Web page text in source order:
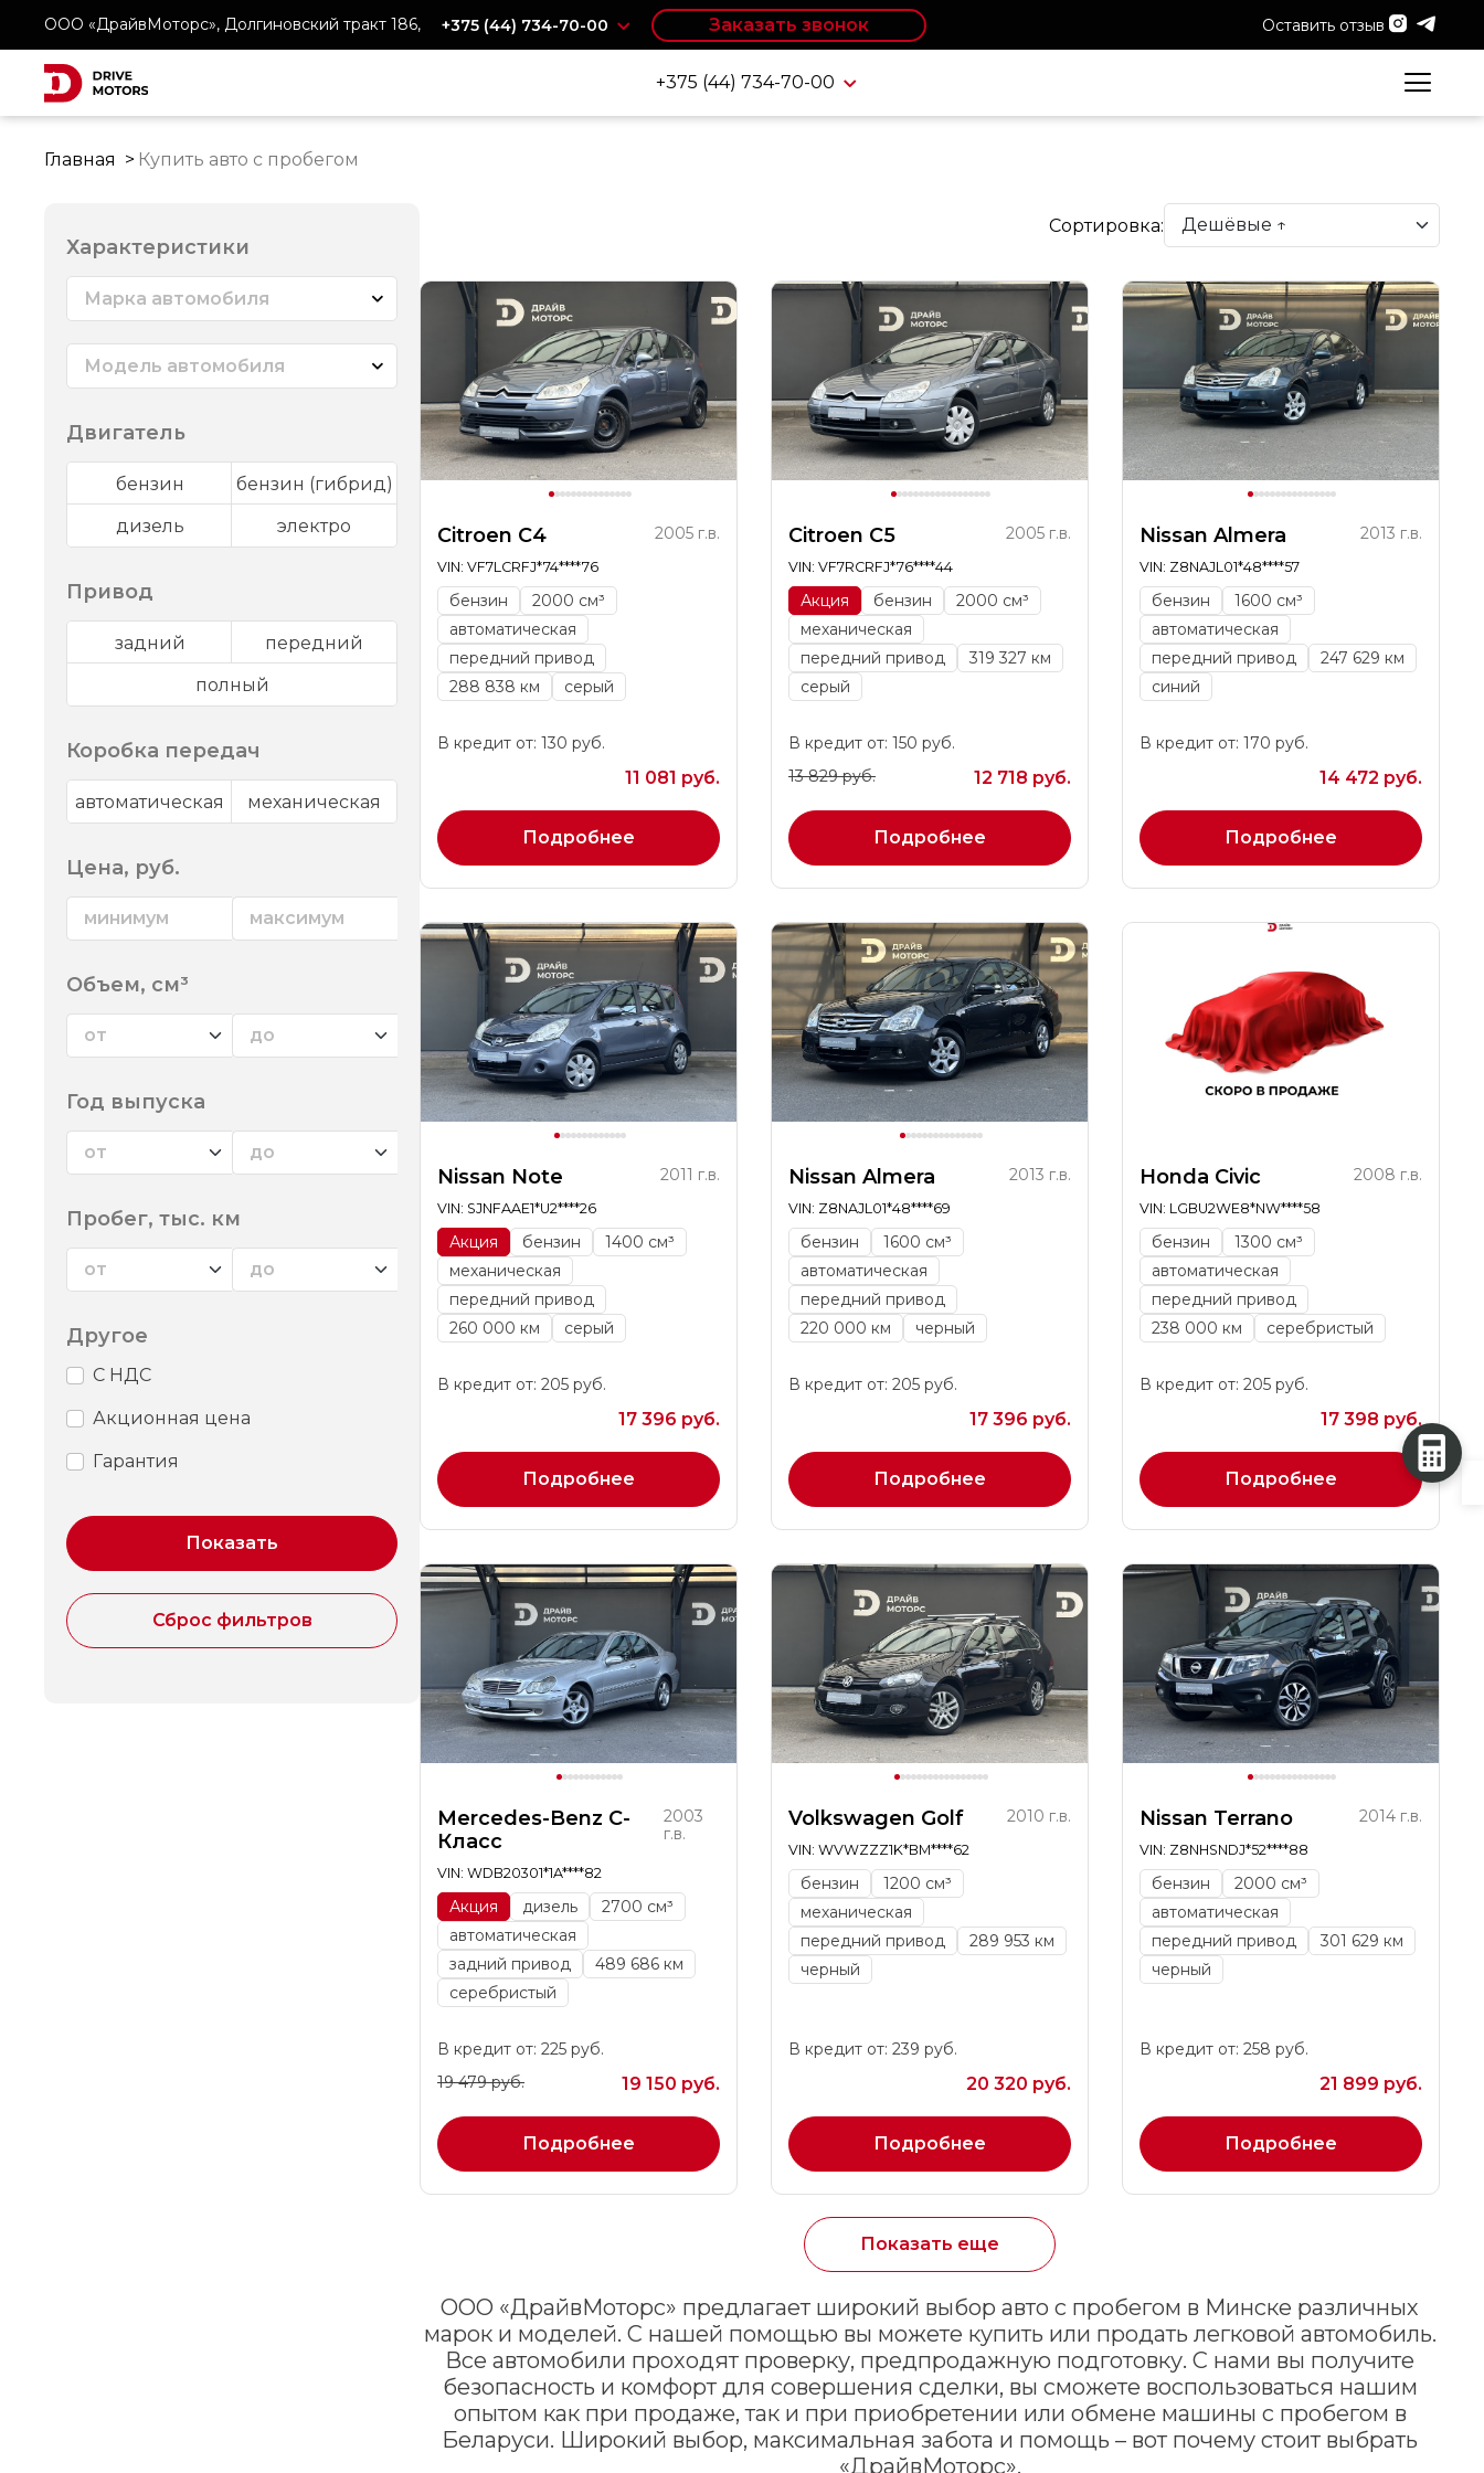
ООО «ДрайвМоторс», Долгиновский тракт 186, +375 (44) 734-70-00 Заказать звонок Оставить отзыв
+375 (44) 734-70-00
Главная Купить авто с пробегом
Характеристики
Марка автомобиля
Модель автомобиля
Двигатель
бензин
бензин (гибрид)
дизель
электро
Привод
задний
передний
полный
Коробка передач
автоматическая механическая
Цена, руб.
Объем, см³
Год выпуска
Пробег, тыс. км
Другое
С НДС
Акционная цена
Гарантия
Сортировка:
Citroen C4 2005 г.в.
VIN: VF7LCRFJ*74****76
бензин
2000 см³
автоматическая
передний привод
288 838 км
серый
В кредит от: 130 руб.
11 081 руб.
Подробнее
Citroen C5 2005 г.в.
VIN: VF7RCRFJ*76****44
Акция бензин
2000 см³
механическая
передний привод
319 327 км
серый
В кредит от: 150 руб.
13 829 руб.
12 718 руб.
Подробнее
Nissan Almera 2013 г.в.
VIN: Z8NAJL01*48****57
бензин
1600 см³
автоматическая
передний привод
247 629 км
синий
В кредит от: 170 руб.
14 472 руб.
Подробнее
Nissan Note 2011 г.в.
VIN: SJNFAAE1*U2****26
Акция бензин
1400 см³
механическая
передний привод
260 000 км
серый
В кредит от: 205 руб.
17 396 руб.
Подробнее
Nissan Almera 2013 г.в.
VIN: Z8NAJL01*48****69
бензин
1600 см³
автоматическая
передний привод
220 000 км
черный
В кредит от: 205 руб.
17 396 руб.
Подробнее
Honda Civic 2008 г.в.
VIN: LGBU2WE8*NW****58
бензин
1300 см³
автоматическая
передний привод
238 000 км
серебристый
В кредит от: 205 руб.
17 398 руб.
Подробнее
Mercedes-Benz C-
Класс
2003
г.в.
VIN: WDB20301*1A****82
Акция дизель
2700 см³
автоматическая
задний привод
489 686 км
серебристый
В кредит от: 225 руб.
19 479 руб.
19 150 руб.
Подробнее
Volkswagen Golf 2010 г.в.
VIN: WVWZZZ1K*BM****62
бензин
1200 см³
механическая
передний привод
289 953 км
черный
В кредит от: 239 руб.
20 320 руб.
Подробнее
Nissan Terrano 2014 г.в.
VIN: Z8NHSNDJ*52****88
бензин
2000 см³
автоматическая
передний привод
301 629 км
черный
В кредит от: 258 руб.
21 899 руб.
Подробнее
Показать еще
ООО «ДрайвМоторс» предлагает широкий выбор авто с пробегом в Минске различных
марок и моделей. С нашей помощью вы можете купить или продать легковой автомобиль.
Все автомобили проходят проверку, предпродажную подготовку. С нами вы получите
безопасность и комфорт для совершения сделки, вы сможете воспользоваться нашим
опытом как при продаже, так и при приобретении или обмене машины с пробегом в
Беларуси. Широкий выбор, максимальная забота и помощь – вот почему стоит выбрать
«ДрайвМоторс».